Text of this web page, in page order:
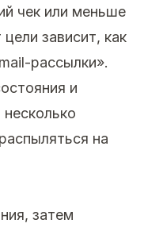
чек или меньше
зависит, как
рассылки».
и
на
затем